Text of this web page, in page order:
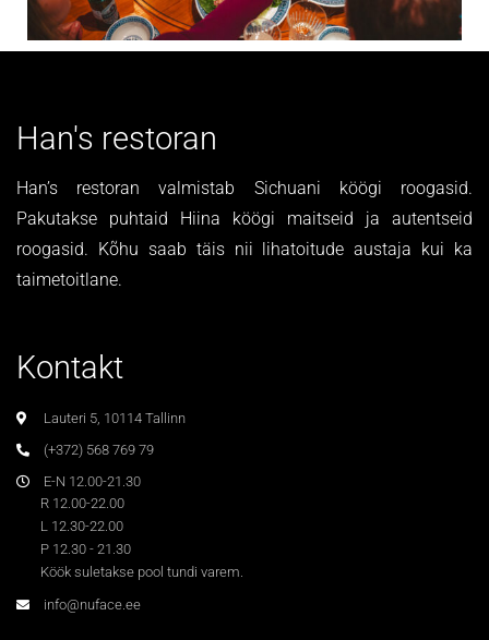
Han's restoran
Han’s restoran valmistab Sichuani köögi roogasid.
Pakutakse puhtaid Hiina köögi maitseid ja autentseid
roogasid. Kõhu saab täis nii lihatoitude austaja kui ka
taimetoitlane.
Kontakt
Lauteri 5, 10114 Tallinn
(+372) 568 769 79
E-N 12.00-21.30
R 12.00-22.00
L 12.30-22.00
P 12.30 - 21.30
Köök suletakse pool tundi varem.
info@nuface.ee